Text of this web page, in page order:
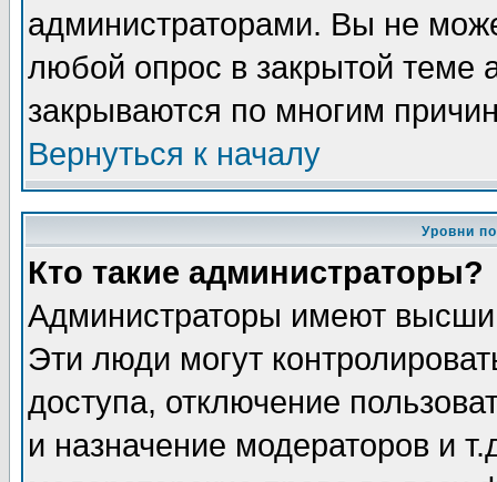
администраторами. Вы не
любой опрос в закрытой теме
закрываются по многим
Вернуться к началу
Уровни
Кто такие администраторы?
Администраторы имеют
Эти люди могут
доступа, отключение
и назначение модераторов и